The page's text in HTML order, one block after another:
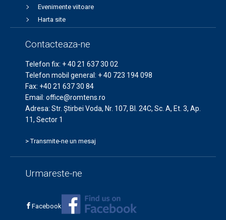
Evenimente viitoare
Harta site
Contacteaza-ne
Telefon fix: + 40 21 637 30 02
Telefon mobil general: + 40 723 194 098
Fax: +40 21 637 30 84
Email: office@romtens.ro
Adresa: Str. Ştirbei Voda, Nr. 107, Bl. 24C, Sc. A, Et. 3, Ap.
11, Sector 1
> Transmite-ne un mesaj
Urmareste-ne
Facebook